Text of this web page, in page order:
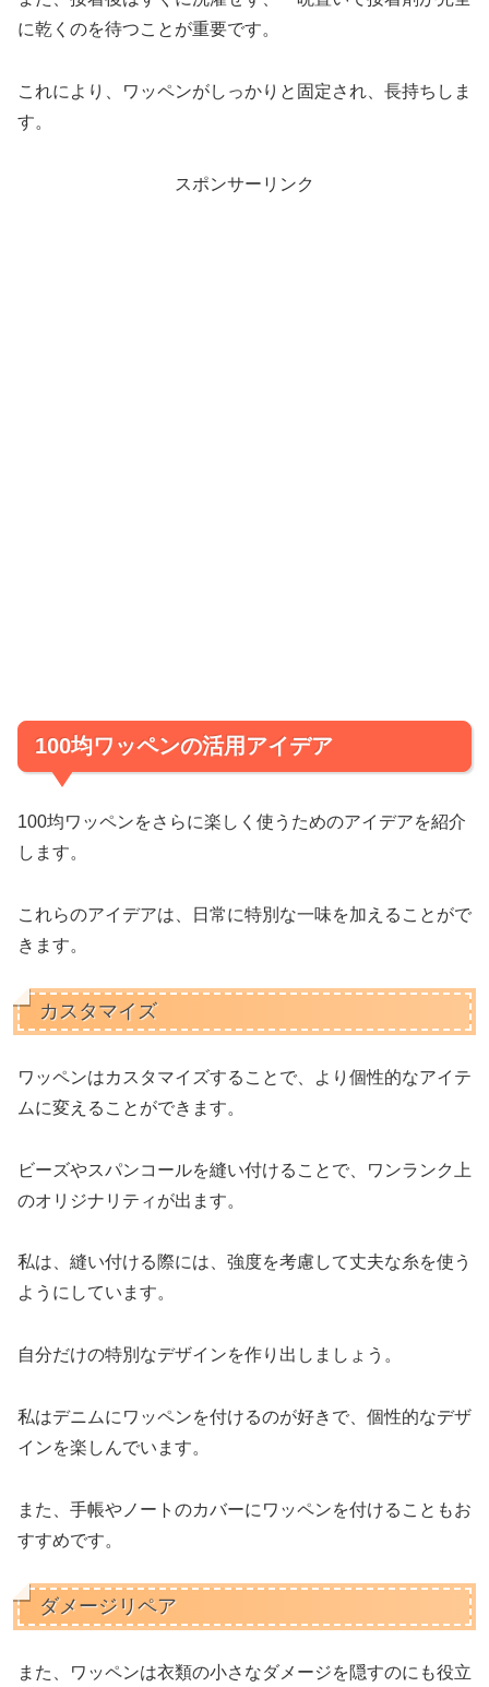
に乾くのを待つことが重要です。
これにより、ワッペンがしっかりと固定され、長持ちしま
す。
スポンサーリンク
100均ワッペンの活用アイデア
100均ワッペンをさらに楽しく使うためのアイデアを紹介
します。
これらのアイデアは、日常に特別な一味を加えることがで
きます。
カスタマイズ
ワッペンはカスタマイズすることで、より個性的なアイテ
ムに変えることができます。
ビーズやスパンコールを縫い付けることで、ワンランク上
のオリジナリティが出ます。
私は、縫い付ける際には、強度を考慮して丈夫な糸を使う
ようにしています。
自分だけの特別なデザインを作り出しましょう。
私はデニムにワッペンを付けるのが好きで、個性的なデザ
インを楽しんでいます。
また、手帳やノートのカバーにワッペンを付けることもお
すすめです。
ダメージリペア
また、ワッペンは衣類の小さなダメージを隠すのにも役立